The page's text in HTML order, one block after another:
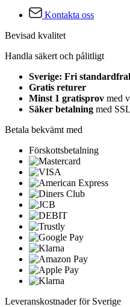
Kontakta oss
Bevisad kvalitet
Handla säkert och pålitligt
Sverige: Fri
Gratis returer
Minst 1 gratisprov med
Säker betalning med
Betala bekvämt med
Förskottsbetalning
Leveranskostnader för Sverige